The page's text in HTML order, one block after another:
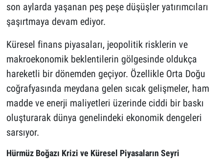
son aylarda yaşanan peş peşe düşüşler yatırımcıları
şaşırtmaya devam ediyor.
Küresel finans piyasaları, jeopolitik risklerin ve
makroekonomik beklentilerin gölgesinde oldukça
hareketli bir dönemden geçiyor. Özellikle Orta Doğu
coğrafyasında meydana gelen sıcak gelişmeler, ham
madde ve enerji maliyetleri üzerinde ciddi bir baskı
oluşturarak dünya genelindeki ekonomik dengeleri
sarsıyor.
Hürmüz Boğazı Krizi ve Küresel Piyasaların Seyri